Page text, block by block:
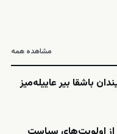
مشاهده همه
باشقا بیر عاییله‌میز